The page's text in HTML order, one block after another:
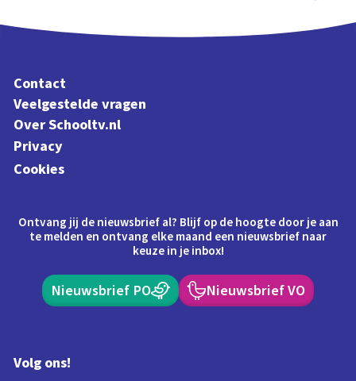
Contact
Veelgestelde vragen
Over Schooltv.nl
Privacy
Cookies
Ontvang jij de nieuwsbrief al? Blijf op de hoogte door je aan
te melden en ontvang elke maand een nieuwsbrief naar
keuze in je inbox!
Nieuwsbrief PO Nieuwsbrief VO
Volg ons!